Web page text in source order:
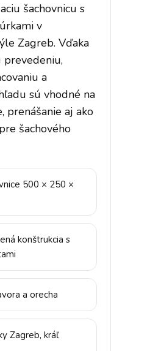
šachovnicu s
v
Zagreb. Vďaka
prevedeniu,
a
sú vhodné na
prenášanie aj ako
šachového
500 × 250 ×
konštrukcia s
a orecha
Zagreb, kráľ